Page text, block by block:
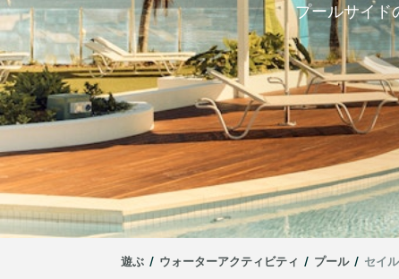
プールサイド
遊ぶ / ウォーターアクティビティ / プール / セイ